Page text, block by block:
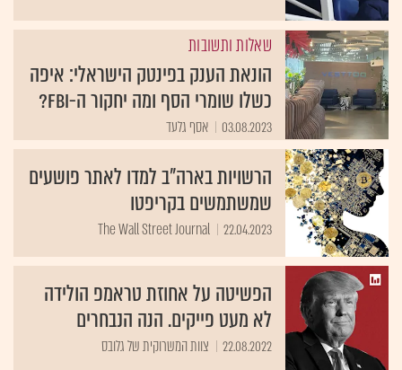
שאלות ותשובות
הונאת הענק בפינטק הישראלי: איפה
כשלו שומרי הסף ומה יחקור ה-FBI?
03.08.2023 אסף גלעד
הרשויות בארה"ב למדו לאתר פושעים
שמשתמשים בקריפטו
22.04.2023
The Wall Street Journal
הפשיטה על אחוזת טראמפ הולידה
לא מעט פייקים. הנה הנבחרים
22.08.2022 צוות המשרוקית של גלובס